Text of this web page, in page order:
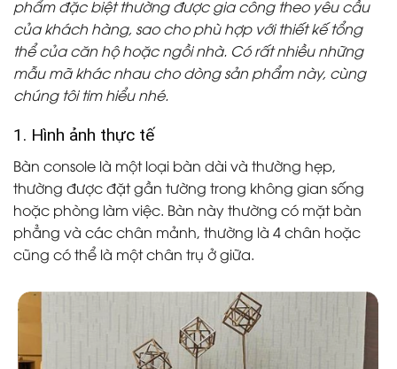
phẩm đặc biệt thường được gia công theo yêu cầu
của khách hàng, sao cho phù hợp với thiết kế tổng
thể của căn hộ hoặc ngồi nhà. Có rất nhiều những
mẫu mã khác nhau cho dòng sản phẩm này, cùng
chúng tôi tim hiểu nhé.
1. Hình ảnh thực tế
Bàn console là một loại bàn dài và thường hẹp,
thường được đặt gần tường trong không gian sống
hoặc phòng làm việc. Bàn này thường có mặt bàn
phẳng và các chân mảnh, thường là 4 chân hoặc
cũng có thể là một chân trụ ở giữa.